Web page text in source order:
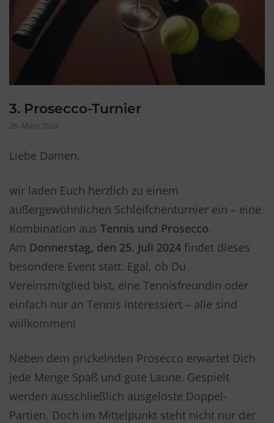
3. Prosecco-Turnier
26. März 2024
Liebe Damen,
wir laden Euch herzlich zu einem
außergewöhnlichen Schleifchenturnier ein – eine
Kombination aus Tennis und Prosecco.
Am Donnerstag, den 25. Juli 2024 findet dieses
besondere Event statt. Egal, ob Du
Vereinsmitglied bist, eine Tennisfreundin oder
einfach nur an Tennis interessiert – alle sind
willkommen!
Neben dem prickelnden Prosecco erwartet Dich
jede Menge Spaß und gute Laune. Gespielt
werden ausschließlich ausgeloste Doppel-
Partien. Doch im Mittelpunkt steht nicht nur der